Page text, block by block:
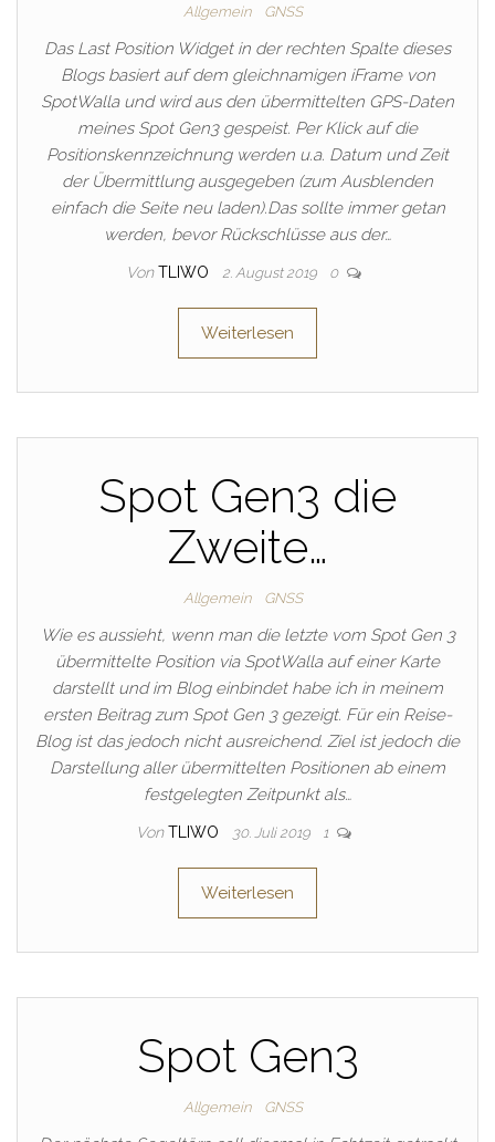
Allgemein GNSS
Das Last Position Widget in der rechten Spalte dieses
Blogs basiert auf dem gleichnamigen iFrame von
SpotWalla und wird aus den übermittelten GPS-Daten
meines Spot Gen3 gespeist. Per Klick auf die
Positionskennzeichnung werden u.a. Datum und Zeit
der Übermittlung ausgegeben (zum Ausblenden
einfach die Seite neu laden).Das sollte immer getan
werden, bevor Rückschlüsse aus der…
Von TLIWO 2. August 2019 0
Weiterlesen
Spot Gen3 die
Zweite…
Allgemein GNSS
Wie es aussieht, wenn man die letzte vom Spot Gen 3
übermittelte Position via SpotWalla auf einer Karte
darstellt und im Blog einbindet habe ich in meinem
ersten Beitrag zum Spot Gen 3 gezeigt. Für ein Reise-
Blog ist das jedoch nicht ausreichend. Ziel ist jedoch die
Darstellung aller übermittelten Positionen ab einem
festgelegten Zeitpunkt als…
Von TLIWO 30. Juli 2019 1
Weiterlesen
Spot Gen3
Allgemein GNSS